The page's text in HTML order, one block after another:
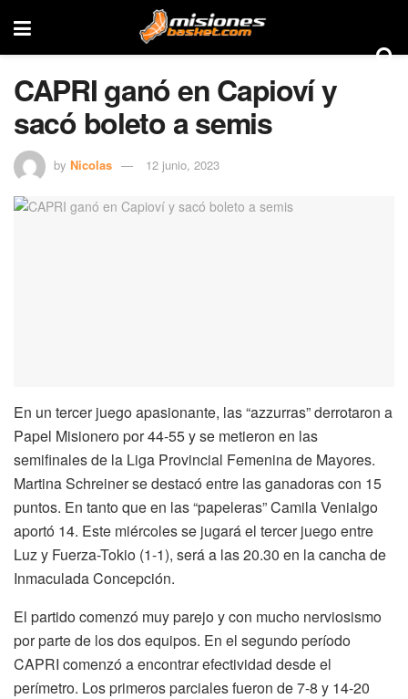
CAPRI ganó en Capioví y
sacó boleto a semis
by Nicolas 12 junio, 2023
En un tercer juego apasionante, las “azzurras” derrotaron a
Papel Misionero por 44-55 y se metieron en las
semifinales de la Liga Provincial Femenina de Mayores.
Martina Schreiner se destacó entre las ganadoras con 15
puntos. En tanto que en las “papeleras” Camila Venialgo
aportó 14. Este miércoles se jugará el tercer juego entre
Luz y Fuerza-Tokio (1-1), será a las 20.30 en la cancha de
Inmaculada Concepción.
El partido comenzó muy parejo y con mucho nerviosismo
por parte de los dos equipos. En el segundo período
CAPRI comenzó a encontrar efectividad desde el
perímetro. Los primeros parciales fueron de 7-8 y 14-20